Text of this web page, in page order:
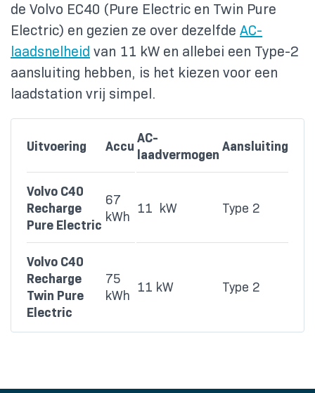
de Volvo EC40 (Pure Electric en Twin Pure
Electric) en gezien ze over dezelfde AC-
laadsnelheid van 11 kW en allebei een Type-2
aansluiting hebben, is het kiezen voor een
laadstation vrij simpel.
Uitvoering Accu
AC-
laadvermogen
Aansluiting
Volvo C40
Recharge
Pure Electric
67
kWh
11 kW Type 2
Volvo C40
Recharge
Twin Pure
Electric
75
kWh
11 kW Type 2